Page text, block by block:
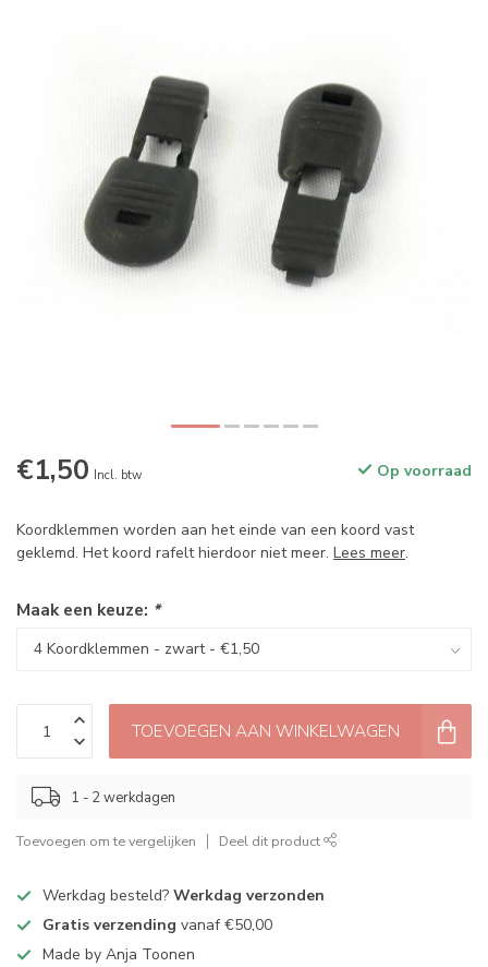
€1,50 Incl. btw Op voorraad
Koordklemmen worden aan het einde van een koord vast
geklemd. Het koord rafelt hierdoor niet meer. Lees meer.
Maak een keuze: *
TOEVOEGEN AAN WINKELWAGEN
1 - 2 werkdagen
Toevoegen om te vergelijken Deel dit product
Werkdag besteld? Werkdag verzonden
Gratis verzending vanaf €50,00
Made by Anja Toonen